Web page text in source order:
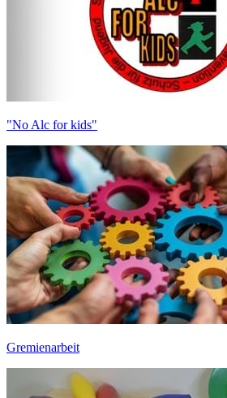
"No Alc for kids"
Gremienarbeit